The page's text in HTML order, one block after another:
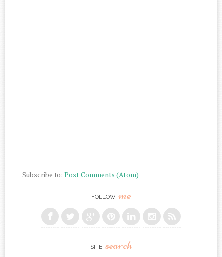
Subscribe to:Post Comments (Atom)
FOLLOW me
SITE search